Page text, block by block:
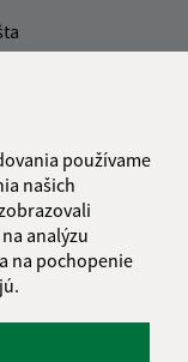
používame
našich
analýzu
na pochopenie